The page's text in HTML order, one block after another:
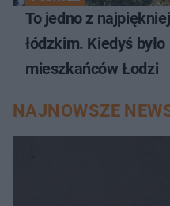
To jedno z
łódzkim. Kiedyś
mieszkańców Łodzi
NAJNOWSZE